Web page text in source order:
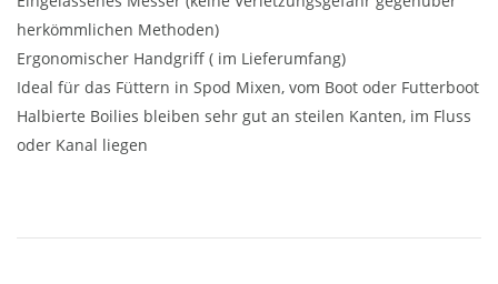
herkömmlichen Methoden)
Ergonomischer Handgriff ( im Lieferumfang)
Ideal für das Füttern in Spod Mixen, vom Boot oder Futterboot
Halbierte Boilies bleiben sehr gut an steilen Kanten, im Fluss
oder Kanal liegen